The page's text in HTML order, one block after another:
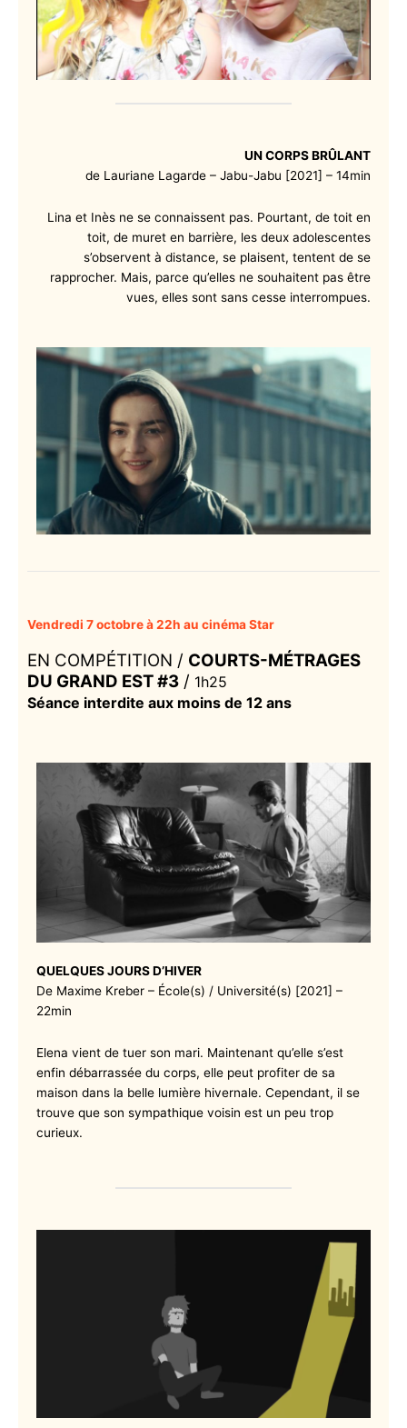
UN CORPS BRÛLANT
de Lauriane Lagarde – Jabu-Jabu [2021] – 14min
Lina et Inès ne se connaissent pas. Pourtant, de toit en
toit, de muret en barrière, les deux adolescentes
s’observent à distance, se plaisent, tentent de se
rapprocher. Mais, parce qu’elles ne souhaitent pas être
vues, elles sont sans cesse interrompues.
Vendredi 7 octobre à 22h au cinéma Star
EN COMPÉTITION / COURTS-MÉTRAGES
DU GRAND EST#3 / 1h25
Séance interdite aux moins de 12 ans
QUELQUES JOURS D’HIVER
De Maxime Kreber – École(s) / Université(s) [2021] –
22min
Elena vient de tuer son mari. Maintenant qu’elle s’est
enfin débarrassée du corps, elle peut profiter de sa
maison dans la belle lumière hivernale. Cependant, il se
trouve que son sympathique voisin est un peu trop
curieux.